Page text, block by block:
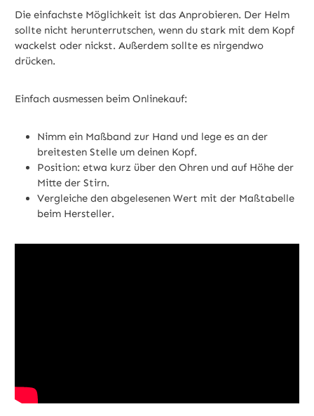
Die einfachste Möglichkeit ist das Anprobieren. Der Helm
sollte nicht herunterrutschen, wenn du stark mit dem Kopf
wackelst oder nickst. Außerdem sollte es nirgendwo
drücken.
Einfach ausmessen beim Onlinekauf:
Nimm ein Maßband zur Hand und lege es an der
breitesten Stelle um deinen Kopf.
Position: etwa kurz über den Ohren und auf Höhe der
Mitte der Stirn.
Vergleiche den abgelesenen Wert mit der Maßtabelle
beim Hersteller.